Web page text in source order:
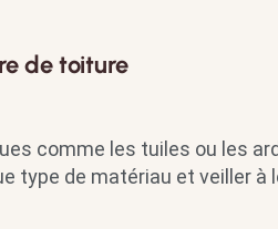
de toiture
comme les tuiles ou les
type de matériau et veiller à